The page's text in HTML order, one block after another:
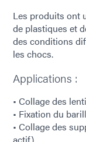
Les produits ont
de plastiques et
des conditions
les chocs.
Applications :
• Collage des
• Fixation du
• Collage des